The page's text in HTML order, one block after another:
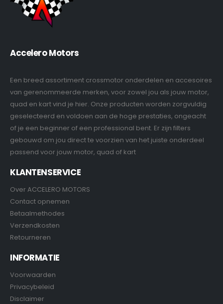
Accelero Motors
Een breed assortiment crossmotor onderdelen en accesoires
van gerenommeerde merken, voor zowel jou als jouw motor,
quad en kart vind je hier. Onze producten worden zorgvuldig
geselecteerd en voldoen aan de hoge prestaties, ongeacht
of je een beginner of een professional bent. Er zijn filters
gebouwd om jou direct te voorzien van het juiste onderdeel
passend voor jouw motor, quad of kart
KLANTENSERVICE
Over ACCELERO MOTORS
Contact opnemen
Betaalmethodes
Verzendkosten
Retourneren
INFORMATIE
Voorwaarden
Privacybeleid
Disclaimer